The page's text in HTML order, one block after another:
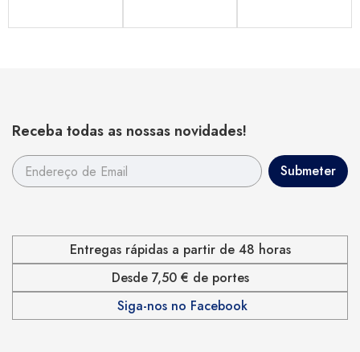
Receba todas as nossas novidades!
Entregas rápidas a partir de 48 horas
Desde 7,50 € de portes
Siga-nos no Facebook